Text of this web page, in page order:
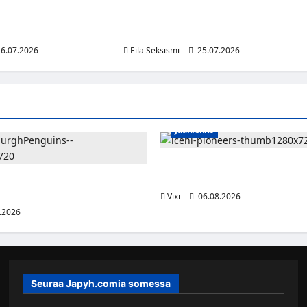
Eila Seksismi
25.07.2026
Jääkiekko
Vixi
06.08.2026
Seuraa Japyh.comia somessa